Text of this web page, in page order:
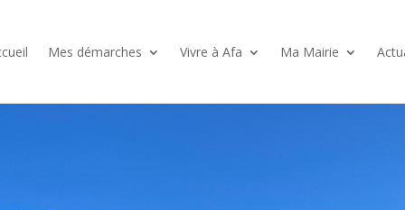
Mes démarches Vivre à Afa Ma Mairie